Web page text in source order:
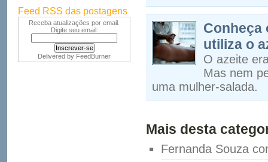
Feed RSS das postagens
Receba atualizações por email.
Digite seu email:
Delivered by FeedBurner
Conheça
utiliza o
O azeite
Mas nem
uma mulher-salada.
Mais desta
Fernanda Souza